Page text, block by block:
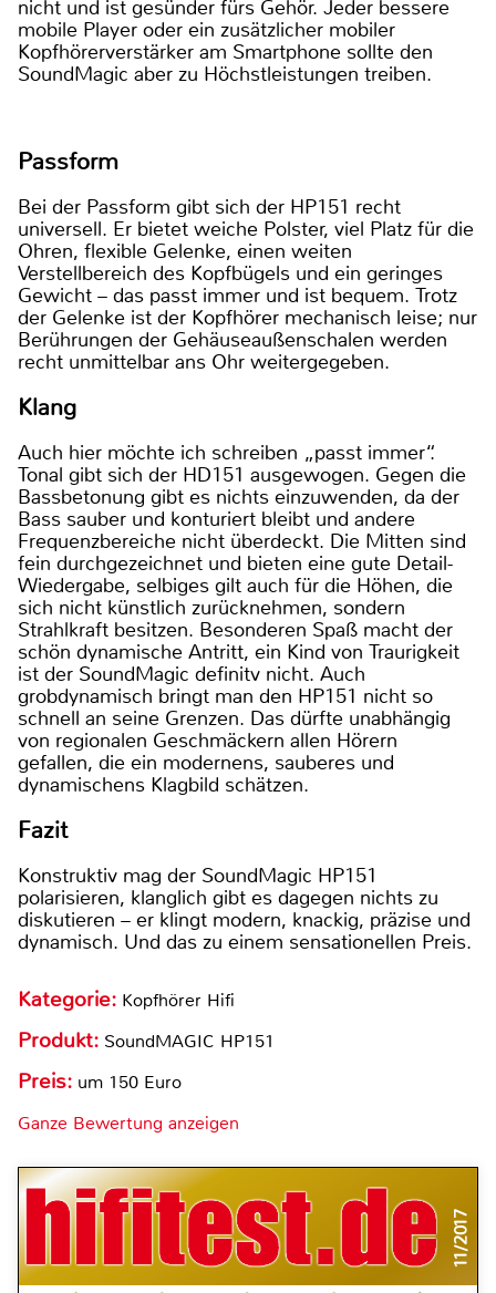
nicht und ist gesünder fürs Gehör. Jeder bessere
mobile Player oder ein zusätzlicher mobiler
Kopfhörerverstärker am Smartphone sollte den
SoundMagic aber zu Höchstleistungen treiben.
Passform
Bei der Passform gibt sich der HP151 recht
universell. Er bietet weiche Polster, viel Platz für die
Ohren, flexible Gelenke, einen weiten
Verstellbereich des Kopfbügels und ein geringes
Gewicht – das passt immer und ist bequem. Trotz
der Gelenke ist der Kopfhörer mechanisch leise; nur
Berührungen der Gehäuseaußenschalen werden
recht unmittelbar ans Ohr weitergegeben.
Klang
Auch hier möchte ich schreiben „passt immer“.
Tonal gibt sich der HD151 ausgewogen. Gegen die
Bassbetonung gibt es nichts einzuwenden, da der
Bass sauber und konturiert bleibt und andere
Frequenzbereiche nicht überdeckt. Die Mitten sind
fein durchgezeichnet und bieten eine gute Detail-
Wiedergabe, selbiges gilt auch für die Höhen, die
sich nicht künstlich zurücknehmen, sondern
Strahlkraft besitzen. Besonderen Spaß macht der
schön dynamische Antritt, ein Kind von Traurigkeit
ist der SoundMagic definitv nicht. Auch
grobdynamisch bringt man den HP151 nicht so
schnell an seine Grenzen. Das dürfte unabhängig
von regionalen Geschmäckern allen Hörern
gefallen, die ein modernens, sauberes und
dynamischens Klagbild schätzen.
Fazit
Konstruktiv mag der SoundMagic HP151
polarisieren, klanglich gibt es dagegen nichts zu
diskutieren – er klingt modern, knackig, präzise und
dynamisch. Und das zu einem sensationellen Preis.
Kategorie: Kopfhörer Hifi
Produkt: SoundMAGIC HP151
Preis: um 150 Euro
Ganze Bewertung anzeigen
11/2017